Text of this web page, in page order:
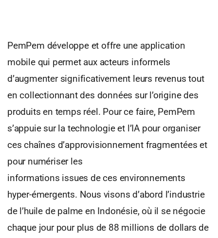
PemPem développe et offre une application
mobile qui permet aux acteurs informels
d’augmenter significativement leurs revenus tout
en collectionnant des données sur l’origine des
produits en temps réel. Pour ce faire, PemPem
s’appuie sur la technologie et l’IA pour organiser
ces chaînes d’approvisionnement fragmentées et
pour numériser les
informations issues de ces environnements
hyper-émergents. Nous visons d’abord l’industrie
de l’huile de palme en Indonésie, où il se négocie
chaque jour pour plus de 88 millions de dollars de